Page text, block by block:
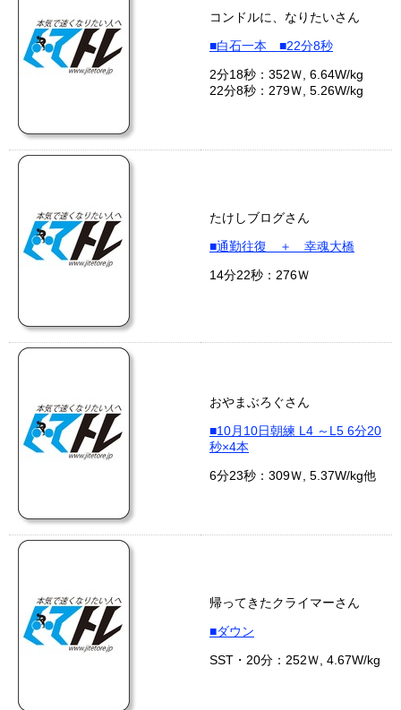
コンドルに、なりたいさん
■白石一本 ■22分8秒
2分18秒：352Ｗ, 6.64W/kg
22分8秒：279Ｗ, 5.26W/kg
たけしブログさん
■通勤往復 ＋ 幸魂大橋
14分22秒：276Ｗ
おやまぶろぐさん
■10月10日朝練 L4 ～L5 6分20
秒×4本
6分23秒：309Ｗ, 5.37W/kg他
帰ってきたクライマーさん
■ダウン
SST・20分：252Ｗ, 4.67W/kg